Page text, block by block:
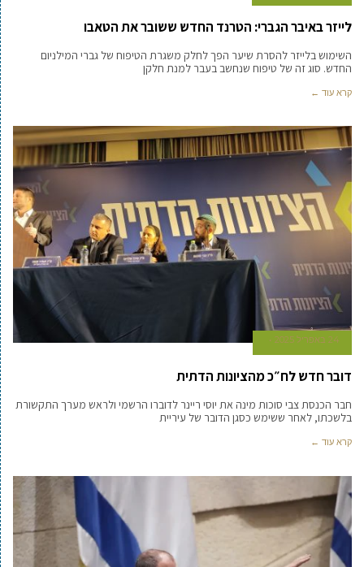
לייזר באיבר הגברי: הטרנד החדש ששובר את הטאבו
השימוש בלייזר להסרת שיער הפך לחלק משגרת הטיפוח של גברי המילניום
החדש. סוג זה של טיפוח שנחשב בעבר למנת חלקן
קרא עוד ←
24 באפריל 2025
דובר חדש לח״כ מהציונות הדתית
חבר הכנסת צבי סוכות מינה את יוסי ריינר לדוברו הרשמי ולראש מערך התקשורת
בלשכתו, לאחר ששימש כסגן הדובר של עיריית
קרא עוד ←